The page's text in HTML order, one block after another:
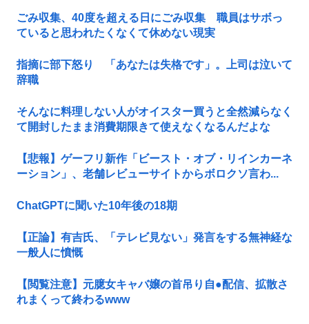
ごみ収集、40度を超える日にごみ収集 職員はサボっ
ていると思われたくなくて休めない現実
指摘に部下怒り 「あなたは失格です」。上司は泣いて
辞職
そんなに料理しない人がオイスター買うと全然減らなく
て開封したまま消費期限きて使えなくなるんだよな
【悲報】ゲーフリ新作「ビースト・オブ・リインカーネ
ーション」、老舗レビューサイトからボロクソ言わ...
ChatGPTに聞いた10年後の18期
【正論】有吉氏、「テレビ見ない」発言をする無神経な
一般人に憤慨
【閲覧注意】元臆女キャバ嬢の首吊り自●配信、拡散さ
れまくって終わるwww